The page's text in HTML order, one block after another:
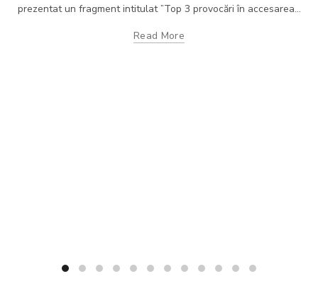
prezentat un fragment intitulat ”Top 3 provocări în accesarea...
Read More